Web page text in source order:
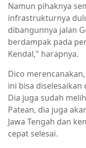
Namun pihaknya
infrastrukturnya
dibangunnya jalan
berdampak pada
Kendal," harapnya.
Dico
ini bisa diselesaikan
Dia juga sudah
Patean, dia juga
Jawa Tengah dan
cepat selesai.